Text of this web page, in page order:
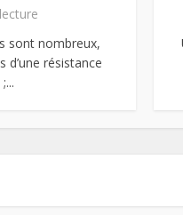
sont nombreux,
d’une résistance